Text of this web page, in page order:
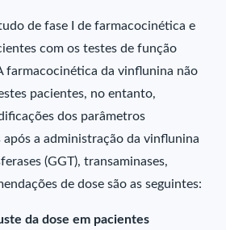
de fase I de farmacocinética e
com os testes de função
farmacocinética da vinflunina não
pacientes, no entanto,
dos parâmetros
a administração da vinflunina
(GGT), transaminases,
de dose são as seguintes:
da dose em pacientes